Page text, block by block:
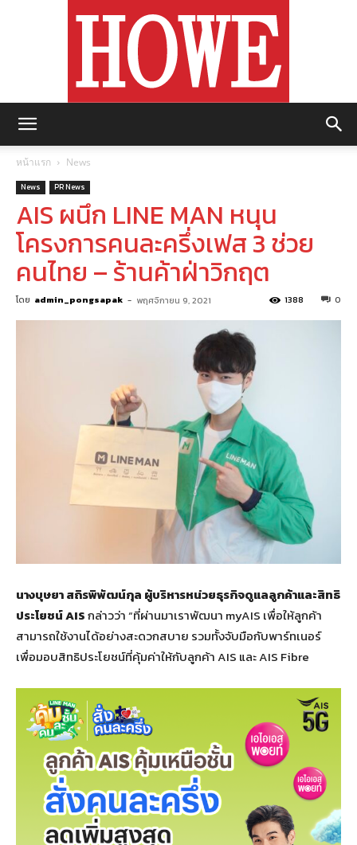
หน้าแรก News
News PR News
AIS ผนึก LINE MAN หนุน
โครงการคนละครึ่งเฟส 3 ช่วย
คนไทย – ร้านค้าฝ่าวิกฤต
โดย admin_pongsapak - พฤศจิกายน 9, 2021 0
1388
นางบุษยา สถิรพิพัฒน์กุล ผู้บริหารหน่วยธุรกิจดูแลลูกค้าและสิทธิ
ประโยชน์ AISกล่าวว่า “ที่ผ่านมาเราพัฒนา myAIS เพื่อให้ลูกค้า
สามารถใช้งานได้อย่างสะดวกสบาย รวมทั้งจับมือกับพาร์ทเนอร์
เพื่อมอบสิทธิประโยชน์ที่คุ้มค่าให้กับลูกค้า AIS และ AIS Fibre